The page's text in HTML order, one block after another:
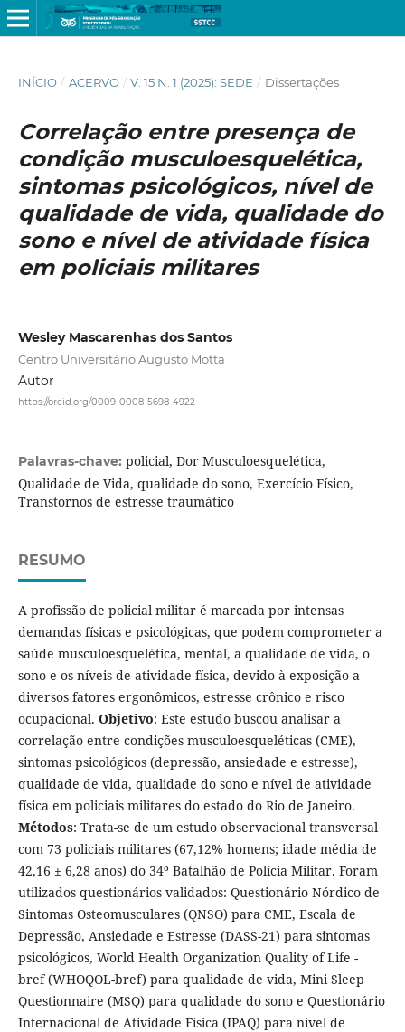
INÍCIO / ACERVO / V. 15 N. 1 (2025): SEDE / Dissertações
Correlação entre presença de
condição musculoesquelética,
sintomas psicológicos, nível de
qualidade de vida, qualidade do
sono e nível de atividade física
em policiais militares
Wesley Mascarenhas dos Santos
Centro Universitário Augusto Motta
Autor
https://orcid.org/0009-0008-5698-4922
Palavras-chave: policial, Dor Musculoesquelética,
Qualidade de Vida, qualidade do sono, Exercício Físico,
Transtornos de estresse traumático
RESUMO
A profissão de policial militar é marcada por intensas
demandas físicas e psicológicas, que podem comprometer a
saúde musculoesquelética, mental, a qualidade de vida, o
sono e os níveis de atividade física, devido à exposição a
diversos fatores ergonômicos, estresse crônico e risco
ocupacional. Objetivo: Este estudo buscou analisar a
correlação entre condições musculoesqueléticas (CME),
sintomas psicológicos (depressão, ansiedade e estresse),
qualidade de vida, qualidade do sono e nível de atividade
física em policiais militares do estado do Rio de Janeiro.
Métodos: Trata-se de um estudo observacional transversal
com 73 policiais militares (67,12% homens; idade média de
42,16 ± 6,28 anos) do 34º Batalhão de Polícia Militar. Foram
utilizados questionários validados: Questionário Nórdico de
Sintomas Osteomusculares (QNSO) para CME, Escala de
Depressão, Ansiedade e Estresse (DASS-21) para sintomas
psicológicos, World Health Organization Quality of Life -
bref (WHOQOL-bref) para qualidade de vida, Mini Sleep
Questionnaire (MSQ) para qualidade do sono e Questionário
Internacional de Atividade Física (IPAQ) para nível de